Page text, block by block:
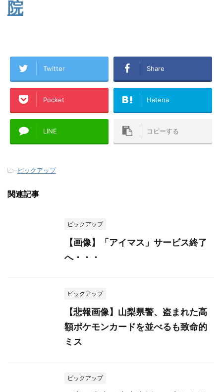
院
Twitter Share
Pocket Hatena
LINE コピーする
-ピックアップ
関連記事
ピックアップ
【画像】「アイマス」サービス終了
へ・・・
ピックアップ
【悲報画像】山梨県警、盗まれた高
額ポケモンカードを並べるも致命的
ミス
ピックアップ